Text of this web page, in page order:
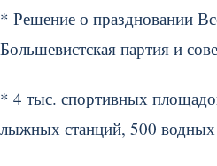
* Решение о праздновании
Большевистская партия и
* 4 тыс. спортивных
лыжных станций, 500 водных